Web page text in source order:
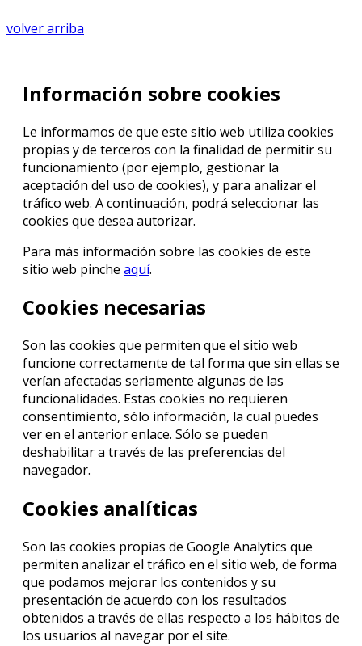
volver arriba
Información sobre cookies
Le informamos de que este sitio web utiliza cookies
propias y de terceros con la finalidad de permitir su
funcionamiento (por ejemplo, gestionar la
aceptación del uso de cookies), y para analizar el
tráfico web. A continuación, podrá seleccionar las
cookies que desea autorizar.
Para más información sobre las cookies de este
sitio web pinche aquí.
Cookies necesarias
Son las cookies que permiten que el sitio web
funcione correctamente de tal forma que sin ellas se
verían afectadas seriamente algunas de las
funcionalidades. Estas cookies no requieren
consentimiento, sólo información, la cual puedes
ver en el anterior enlace. Sólo se pueden
deshabilitar a través de las preferencias del
navegador.
Cookies analíticas
Son las cookies propias de Google Analytics que
permiten analizar el tráfico en el sitio web, de forma
que podamos mejorar los contenidos y su
presentación de acuerdo con los resultados
obtenidos a través de ellas respecto a los hábitos de
los usuarios al navegar por el site.